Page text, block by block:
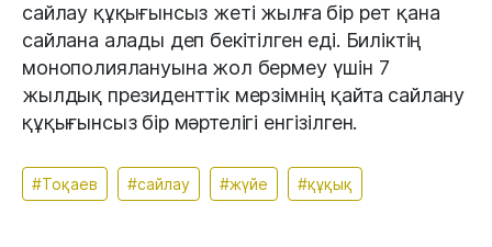
сайлау құқығынсыз жеті жылға бір рет қана
сайлана алады деп бекітілген еді. Биліктің
монополиялануына жол бермеу үшін 7
жылдық президенттік мерзімнің қайта сайлану
құқығынсыз бір мәртелігі енгізілген.
#Тоқаев #сайлау #жүйе #құқық